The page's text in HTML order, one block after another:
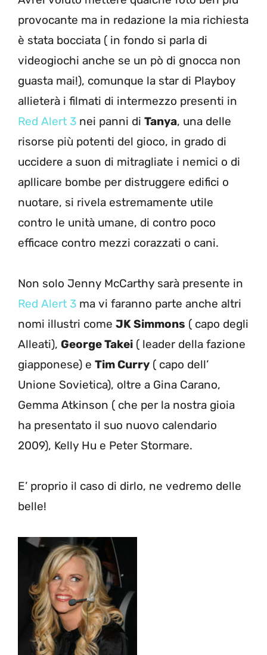
provocante ma in redazione la mia richiesta
è stata bocciata ( in fondo si parla di
videogiochi anche se un pò di gnocca non
guasta mai!), comunque la star di Playboy
allieterà i filmati di intermezzo presenti in
Red Alert 3 nei panni di Tanya, una delle
risorse più potenti del gioco, in grado di
uccidere a suon di mitragliate i nemici o di
apllicare bombe per distruggere edifici o
nuotare, si rivela estremamente utile
contro le unità umane, di contro poco
efficace contro mezzi corazzati o cani.
Non solo Jenny McCarthy sarà presente in
Red Alert 3 ma vi faranno parte anche altri
nomi illustri come JK Simmons ( capo degli
Alleati), George Takei ( leader della fazione
giapponese) e Tim Curry ( capo dell’
Unione Sovietica), oltre a Gina Carano,
Gemma Atkinson ( che per la nostra gioia
ha presentato il suo nuovo calendario
2009), Kelly Hu e Peter Stormare.
E’ proprio il caso di dirlo, ne vedremo delle
belle!